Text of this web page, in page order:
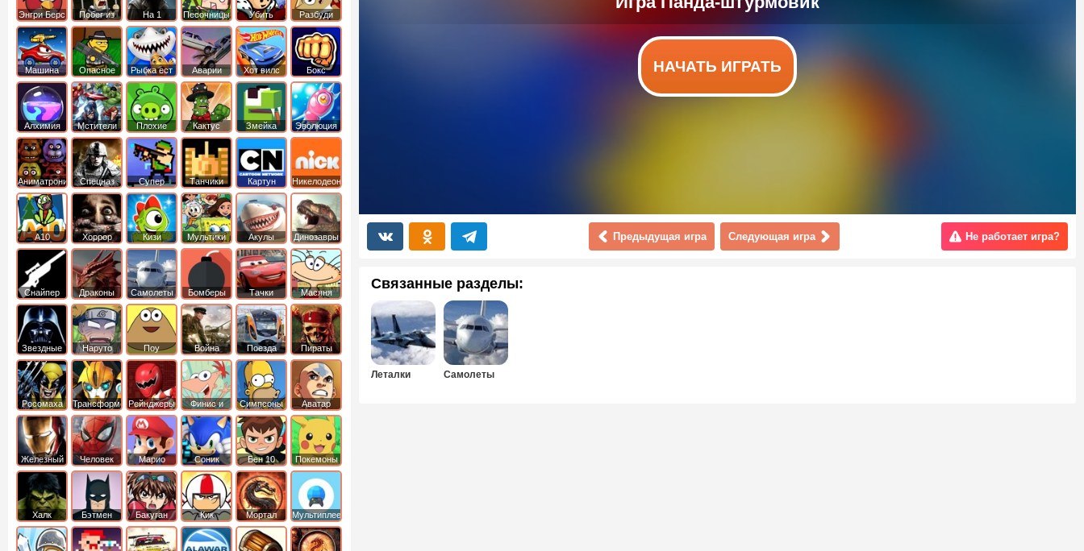
НАЧАТЬ ИГРАТЬ
Предыдущая игра Следующая игра Не работает игра?
Связанные разделы:
Леталки Самолеты
Энгри Берс
Побег из
тюрьмы
На 1 Песочницы
Убить
короля
Разбуди
коробку
Машина
ест
машину
Опасное
оружие
Рыбка ест
рыбку
Аварии
машин
Хот вилс Бокс
Алхимия Мстители
Плохие
свинки
Кактус
маккой
Змейка Эволюция
Аниматроники Спецназ
Супер
бойцы
Танчики
Картун
нетворк
Никелодеон
А10 Хоррор Кизи Мультики Акулы Динозавры
Снайпер Драконы Самолеты Бомберы Тачки Масяня
Звездные
войны
Наруто Поу Война Поезда
Пираты
Карибского
Моря
Росомаха ТрансформерыРейнджеры
Самураи
Финис и
Ферб
Симпсоны
Аватар
легенда об
Аанге
Железный
человек
Человек
Паук
Марио Соник Бен 10 Покемоны
Халк Бэтмен Бакуган
Кик
Бутовский
Мортал
комбат
Мультиплеер